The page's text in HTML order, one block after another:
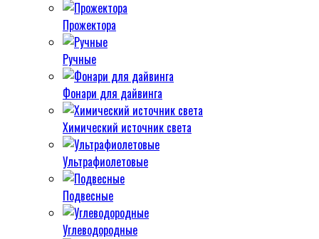
Прожектора
Ручные
Фонари для дайвинга
Химический источник света
Ультрафиолетовые
Подвесные
Углеводородные